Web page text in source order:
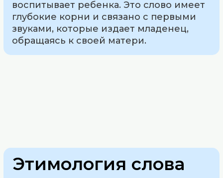
воспитывает ребенка. Это слово имеет
глубокие корни и связано с первыми
звуками, которые издает младенец,
обращаясь к своей матери.
Этимология слова